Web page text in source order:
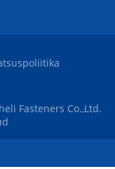
Fasteners Co.,Ltd.